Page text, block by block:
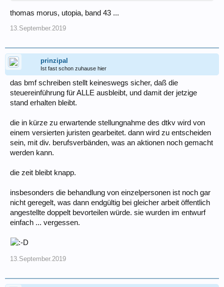
kokisax
thomas morus, utopia, band 43 ...
13.September.2019
prinzipal
Ist fast schon zuhause hier
das bmf schreiben stellt keineswegs sicher, daß die
steuereinführung für ALLE ausbleibt, und damit der jetzige
stand erhalten bleibt.
die in kürze zu erwartende stellungnahme des dtkv wird von
einem versierten juristen gearbeitet. dann wird zu entscheiden
sein, mit div. berufsverbänden, was an aktionen noch gemacht
werden kann.
die zeit bleibt knapp.
insbesonders die behandlung von einzelpersonen ist noch gar
nicht geregelt, was dann endgültig bei gleicher arbeit öffentlich
angestellte doppelt bevorteilen würde. sie wurden im entwurf
einfach ... vergessen.
13.September.2019